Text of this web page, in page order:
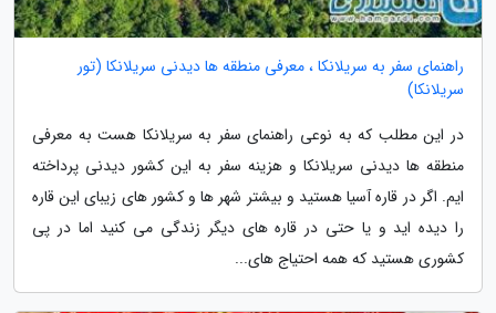
راهنمای سفر به سریلانکا ، معرفی منطقه ها دیدنی سریلانکا (تور
سریلانکا)
در این مطلب که به نوعی راهنمای سفر به سریلانکا هست به معرفی
منطقه ها دیدنی سریلانکا و هزینه سفر به این کشور دیدنی پرداخته
ایم. اگر در قاره آسیا هستید و بیشتر شهر ها و کشور های زیبای این قاره
را دیده اید و یا حتی در قاره های دیگر زندگی می کنید اما در پی
کشوری هستید که همه احتیاج های...